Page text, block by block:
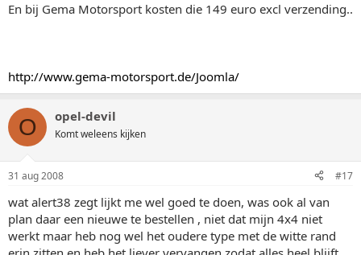
En bij Gema Motorsport kosten die 149 euro excl verzending..
http://www.gema-motorsport.de/Joomla/
O opel-devil
Komt weleens kijken
31 aug 2008 #17
wat alert38 zegt lijkt me wel goed te doen, was ook al van
plan daar een nieuwe te bestellen , niet dat mijn 4x4 niet
werkt maar heb nog wel het oudere type met de witte rand